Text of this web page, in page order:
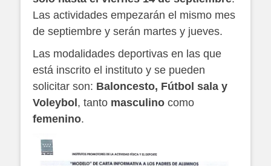
Las actividades empezarán el mismo mes
de septiembre y serán martes y jueves.
Las modalidades deportivas en las que
está inscrito el instituto y se pueden
solicitar son: Baloncesto, Fútbol sala y
Voleybol , tanto masculino como
femenino.